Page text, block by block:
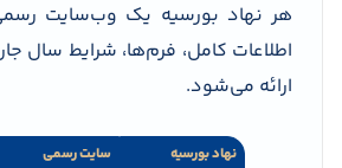
هر نهاد بورسیه یک وب‌سایت
اطلاعات کامل، فرم‌ها، شرایط سال
ارائه می‌شود.
نهاد بورسیه
سایت رسمی